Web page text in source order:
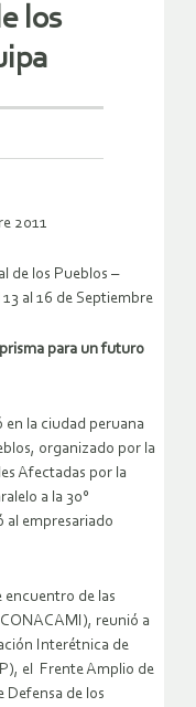
los
2011
de los Pueblos –
al 16 de Septiembre
para un futuro
en la ciudad peruana
organizado por la
Afectadas por la
a la 30°
al empresariado
encuentro de las
reunió a
Interétnica de
el Frente Amplio de
Defensa de los